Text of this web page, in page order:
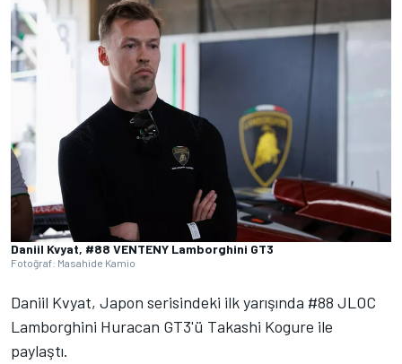
Daniil Kvyat, #88 VENTENY Lamborghini GT3
Fotoğraf: Masahide Kamio
Daniil Kvyat, Japon serisindeki ilk yarışında #88 JLOC
Lamborghini Huracan GT3'ü Takashi Kogure ile
paylaştı.